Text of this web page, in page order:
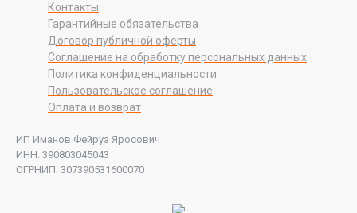
Контакты
Гарантийные обязательства
Договор публичной оферты
Соглашение на обработку персональных данных
Политика конфиденциальности
Пользовательское соглашение
Оплата и возврат
ИП Иманов Фейруз Яросович
ИНН: 390803045043
ОГРНИП: 307390531600070